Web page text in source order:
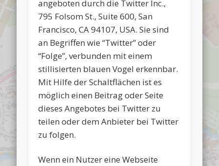
angeboten durch die Twitter Inc.,
795 Folsom St., Suite 600, San
Francisco, CA 94107, USA. Sie sind
an Begriffen wie “Twitter” oder
“Folge”, verbunden mit einem
stillisierten blauen Vogel erkennbar.
Mit Hilfe der Schaltflächen ist es
möglich einen Beitrag oder Seite
dieses Angebotes bei Twitter zu
teilen oder dem Anbieter bei Twitter
zu folgen.
Wenn ein Nutzer eine Webseite